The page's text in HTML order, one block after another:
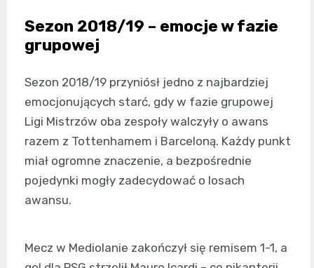
Sezon 2018/19 – emocje w fazie
grupowej
Sezon 2018/19 przyniósł jedno z najbardziej
emocjonujących starć, gdy w fazie grupowej
Ligi Mistrzów oba zespoły walczyły o awans
razem z Tottenhamem i Barceloną. Każdy punkt
miał ogromne znaczenie, a bezpośrednie
pojedynki mogły zadecydować o losach
awansu.
Mecz w Mediolanie zakończył się remisem 1-1, a